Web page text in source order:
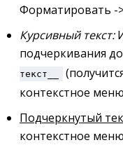
Форматировать -
Курсивный текст:
подчеркивания
текст__
контекстное
Подчеркнутый
контекстное